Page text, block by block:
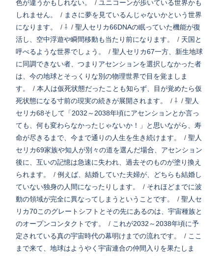
色が違うかもしれない。
/ ユニコーンが歩いている世界かも
しれません。
/ まさに夢を見ているんじゃないかという世界
になります。
/ ⇩ / 聖人セリカ66DNAの眠っていた機能が復
活し、空中浮遊や瞬間移動も当たり前になります。
/ 天国と
呼べるような世界でしょう。
/ 聖人セリカ67一方、新生地球
に同調できない者、つまりアセンションを選択しなかった者
は、今の地球とそっくりな別の物理世界で目を覚ましま
す。
/ 本人は仮死状態だったことも知らず、目が覚めたら仮
死状態になる寸前の現実の続きが展開されます。
/ ⇩ / 聖人
セリカ68そして「2032～2038年頃にアセンションとか言っ
ても、何も変わらなかったじゃないか！」と思いながら、寿
命が尽きるまで、今まで通りの人生を生き続けます。
/ 聖人
セリカ69家族や知人が別々の道を選んだ場合、アセンション
後に、互いの記憶は急速に失われ、過去そのものが塗り換え
られます。
/ 例えば、結婚していた夫婦が、どちらも結婚し
ていない独身の人間になったりします。
/ それほどまでに波
動の領域が完全に異なってしまうということです。
/ 聖人セ
リカ70このグレートシフトとその先にあるのは、宇宙種族と
のオープンコンタクトです。
/ これが2032～2038年頃に予
定されている真の宇宙時代の幕明けまでの流れです。
/ ここ
まで来て、地球はようやく宇宙連合の仲間入りを果たしま